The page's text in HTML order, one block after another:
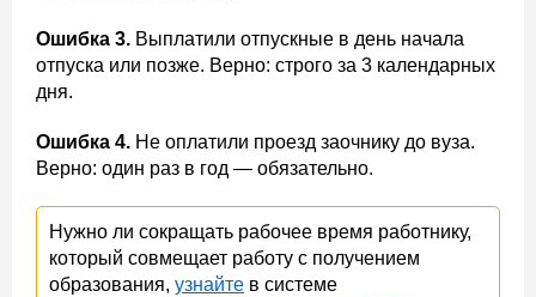
Ошибка 3. Выплатили отпускные в день начала
отпуска или позже. Верно: строго за 3 календарных
дня.
Ошибка 4. Не оплатили проезд заочнику до вуза.
Верно: один раз в год — обязательно.
Нужно ли сокращать рабочее время работнику,
который совмещает работу с получением
образования, узнайте в системе